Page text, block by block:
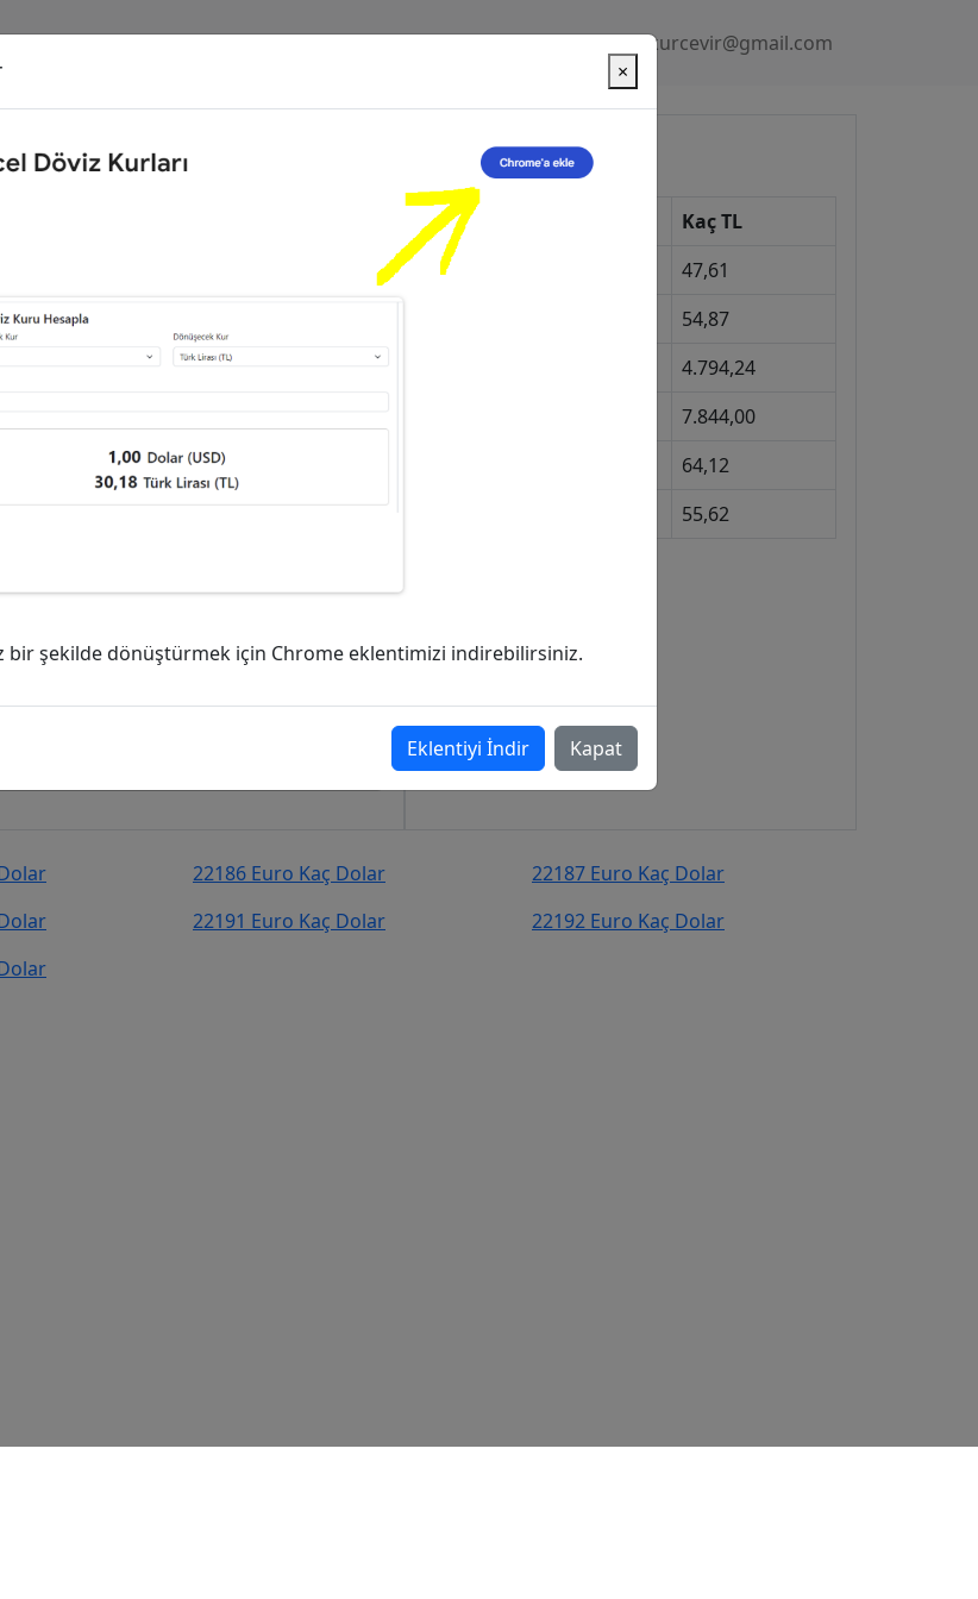
Gizlilik Politikası kurcevir@gmail.com
(EUR)
(USD)?
(USD)
adresinden takip
Güncel Kurlar
Kur
Kaç TL
Dolar
47,61
54,87
4.794,24
7.844,00
64,12
55,62
22186 Euro Kaç Dolar
22187 Euro Kaç Dolar
22191 Euro Kaç Dolar
22192 Euro Kaç Dolar
×
bir şekilde dönüştürmek için Chrome eklentimizi indirebilirsiniz.
Eklentiyi İndir Kapat